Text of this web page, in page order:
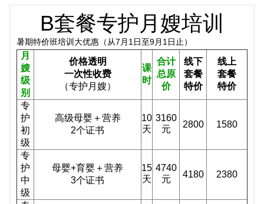
B套餐专护月嫂培训
暑期特价班培训大优惠（从7月1日至9月1日止）
月
嫂
级
别
价格透明
一次性收费
（专护月嫂）
课
时
合计
总原
价
线下
套餐
特价
线上
套餐
特价
专
护
初
级
高级母婴＋营养
2个证书
10
天
3160
元
2800 1580
专
护
中
级
母婴+育婴＋营养
3个证书
15
天
4740
元
4180 2380